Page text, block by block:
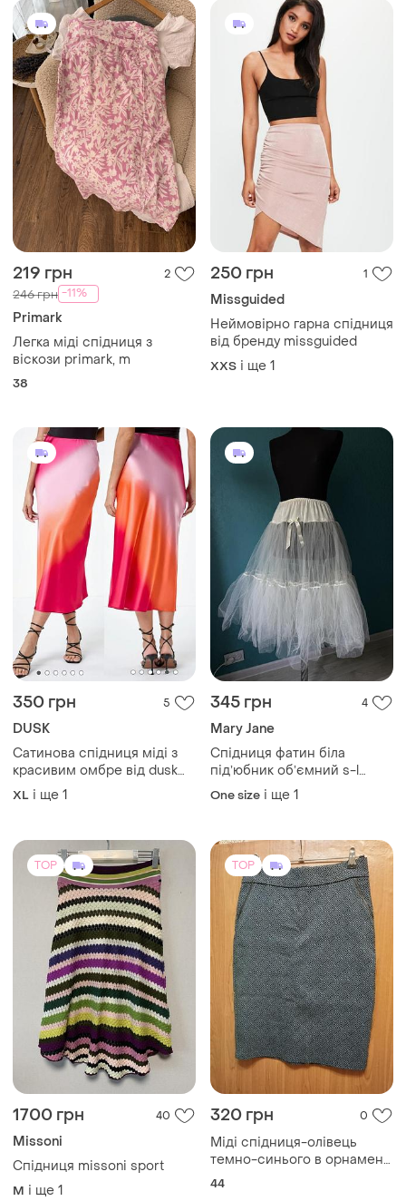
219 грн 2
246 грн -11%
Primark
Легка міді спідниця з
віскози primark, m
38
250 грн 1
Missguided
Неймовірно гарна спідниця
від бренду missguided
XХS і ще 1
350 грн 5
DUSK
Сатинова спідниця міді з
красивим омбре від dusk🩷
🧡
XL і ще 1
345 грн 4
Mary Jane
Спідниця фатин біла
підʼюбник обʼємний s-l
beverley jane
One size і ще 1
TOP
1700 грн 40
Missoni
Спідниця missoni sport
M і ще 1
TOP
320 грн 0
Міді спідниця-олівець
темно-синього в орнамент
кольору.
44